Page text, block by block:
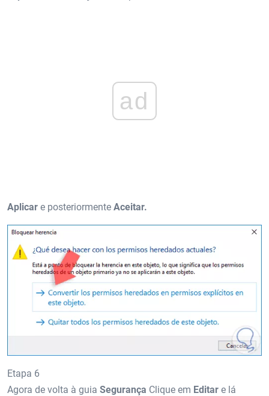
ad
Aplicar e posteriormente Aceitar.
Etapa 6
Agora de volta à guia Segurança Clique em Editar e lá